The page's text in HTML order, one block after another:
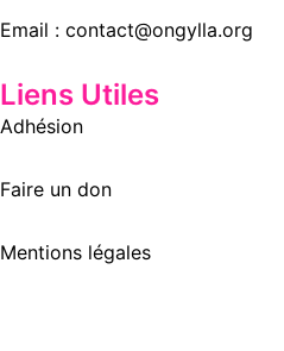
Email : contact@ongylla.org
Liens Utiles
Adhésion
Faire un don
Mentions légales